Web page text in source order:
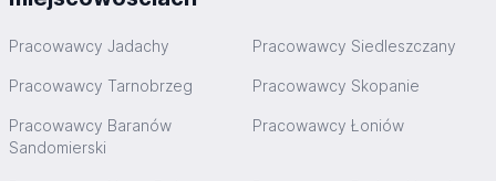
Pracowawcy Jadachy Pracowawcy Siedleszczany
Pracowawcy Tarnobrzeg Pracowawcy Skopanie
Pracowawcy Baranów
Sandomierski
Pracowawcy Łoniów